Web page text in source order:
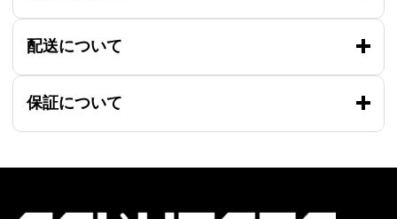
配送について
保証について